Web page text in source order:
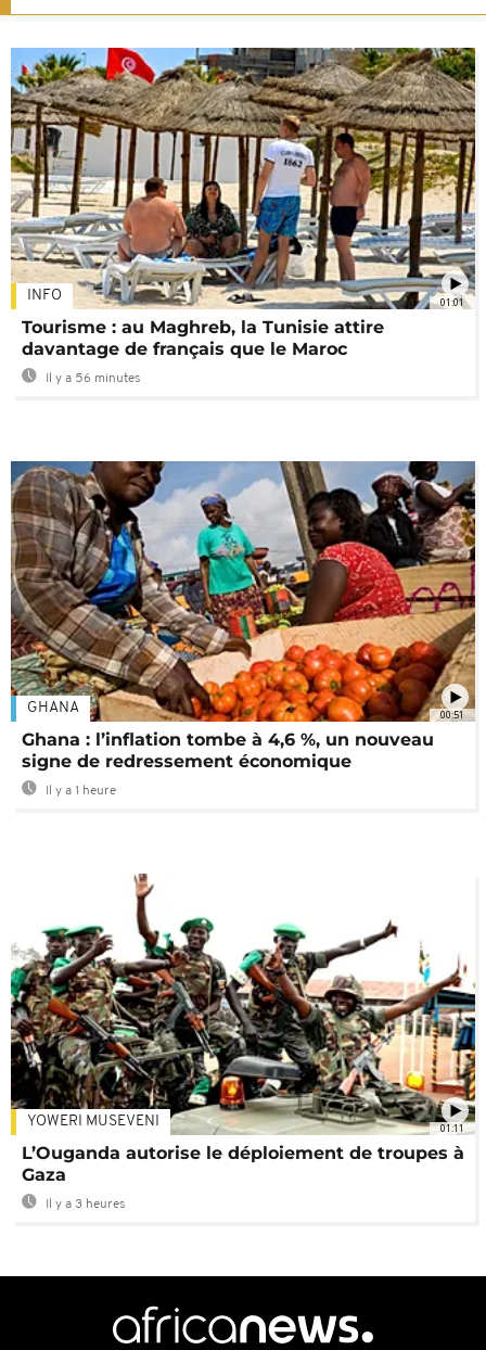
01:01
INFO
Tourisme : au Maghreb, la Tunisie attire
davantage de français que le Maroc
Il y a 56 minutes
00:51
GHANA
Ghana : l’inflation tombe à 4,6 %, un nouveau
signe de redressement économique
Il y a 1 heure
01:11
YOWERI MUSEVENI
L’Ouganda autorise le déploiement de troupes à
Gaza
Il y a 3 heures